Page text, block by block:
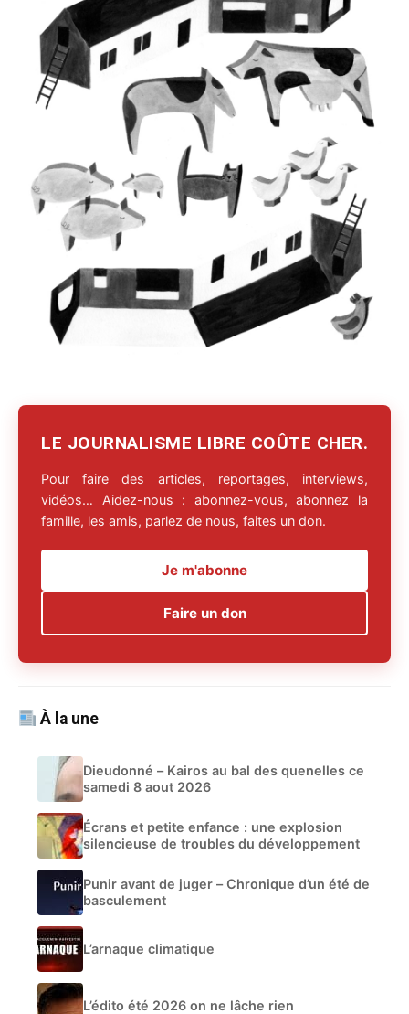
LE JOURNALISME LIBRE COÛTE CHER.
Pour faire des articles, reportages, interviews,
vidéos… Aidez-nous : abonnez-vous, abonnez la
famille, les amis, parlez de nous, faites un don.
Je m'abonne
Faire un don
À la une
Dieudonné – Kairos au bal des quenelles ce
samedi 8 aout 2026
Écrans et petite enfance : une explosion
silencieuse de troubles du développement
Punir avant de juger – Chronique d’un été de
basculement
L’arnaque climatique
L’édito été 2026 on ne lâche rien